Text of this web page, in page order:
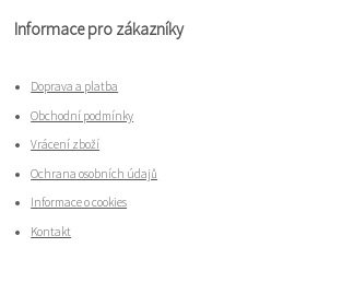
Informace pro zákazníky
Doprava a platba
Obchodní podmínky
Vrácení zboží
Ochrana osobních údajů
Informace o cookies
Kontakt